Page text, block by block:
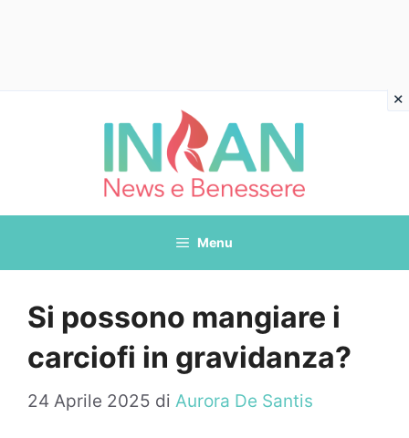
Menu
Si possono mangiare i
carciofi in gravidanza?
24 Aprile 2025 di Aurora De Santis